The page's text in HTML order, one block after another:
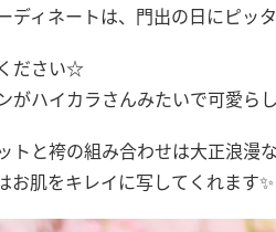
ディネートは、門出の日にピッ
ださい☆
がハイカラさんみたいで可愛ら
トと袴の組み合わせは大正浪漫
お肌をキレイに写してくれます✨